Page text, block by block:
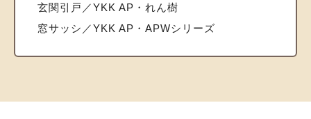
玄関引戸／YKK AP・れん樹
窓サッシ／YKK AP・APWシリーズ